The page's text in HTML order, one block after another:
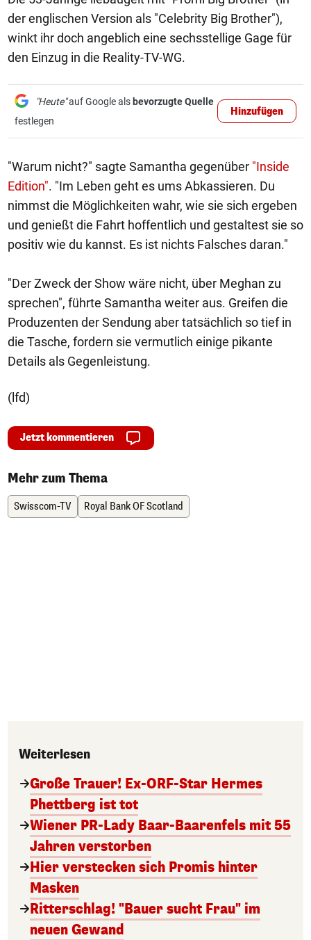
der englischen Version als "Celebrity Big Brother"),
winkt ihr doch angeblich eine sechsstellige Gage für
den Einzug in die Reality-TV-WG.
"Heute"auf Google als bevorzugte Quelle
festlegen
Hinzufügen
"Warum nicht?" sagte Samantha gegenüber "Inside
Edition". "Im Leben geht es ums Abkassieren. Du
nimmst die Möglichkeiten wahr, wie sie sich ergeben
und genießt die Fahrt hoffentlich und gestaltest sie so
positiv wie du kannst. Es ist nichts Falsches daran."
"Der Zweck der Show wäre nicht, über Meghan zu
sprechen", führte Samantha weiter aus. Greifen die
Produzenten der Sendung aber tatsächlich so tief in
die Tasche, fordern sie vermutlich einige pikante
Details als Gegenleistung.
(lfd)
Jetzt kommentieren
Mehr zum Thema
Swisscom-TV Royal Bank OF Scotland
Weiterlesen
Große Trauer! Ex-ORF-Star Hermes
Phettberg ist tot
Wiener PR-Lady Baar-Baarenfels mit 55
Jahren verstorben
Hier verstecken sich Promis hinter
Masken
Ritterschlag! "Bauer sucht Frau" im
neuen Gewand